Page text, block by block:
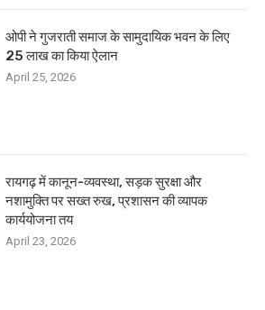
ओपी ने गुजराती समाज के सामुदायिक भवन के लिए
25 लाख का किया ऐलान
April 25, 2026
रायगढ़ में कानून-व्यवस्था, सड़क सुरक्षा और
नशामुक्ति पर सख्त रुख, प्रशासन की व्यापक
कार्ययोजना तय
April 23, 2026